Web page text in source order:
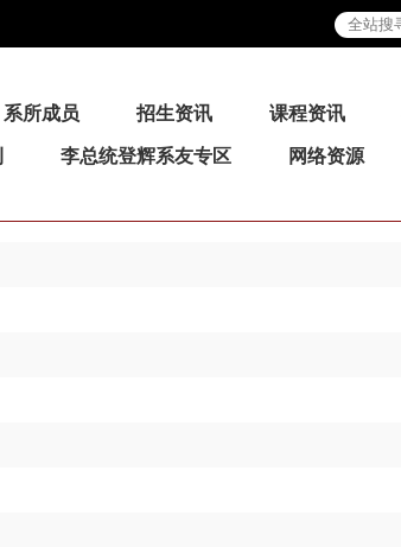
系所成员 招生资讯 课程资讯
李总统登辉系友专区
网络资源